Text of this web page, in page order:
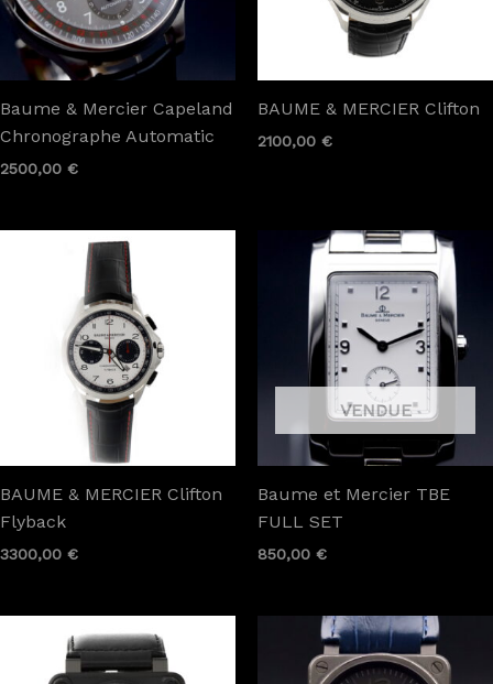
Baume & Mercier Capeland
Chronographe Automatic
2500,00 €
BAUME & MERCIER Clifton
2100,00 €
BAUME & MERCIER Clifton
Flyback
3300,00 €
Baume et Mercier TBE
FULL SET
850,00 €